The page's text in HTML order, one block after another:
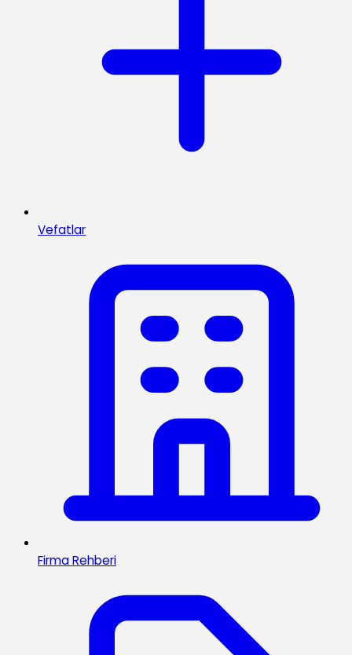
Vefatlar
Firma Rehberi